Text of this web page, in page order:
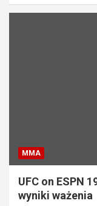
MMA
UFC on ESPN
wyniki ważenia